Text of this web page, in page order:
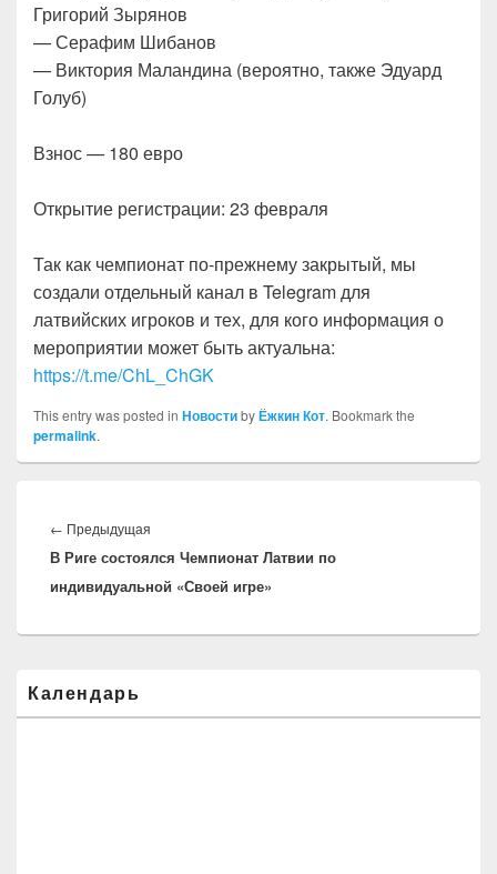
Григорий Зырянов
— Серафим Шибанов
— Виктория Маландина (вероятно, также Эдуард
Голуб)
Взнос — 180 евро
Открытие регистрации: 23 февраля
Так как чемпионат по-прежнему закрытый, мы
создали отдельный канал в Telegram для
латвийских игроков и тех, для кого информация о
мероприятии может быть актуальна:
https://t.me/ChL_ChGK
This entry was posted in НовостиbyЁжкин Кот. Bookmark the
permalink.
по
записям
← Предыдущая
запись:
В Риге состоялся Чемпионат Латвии по
индивидуальной «Своей игре»
основной
боковой
Календарь